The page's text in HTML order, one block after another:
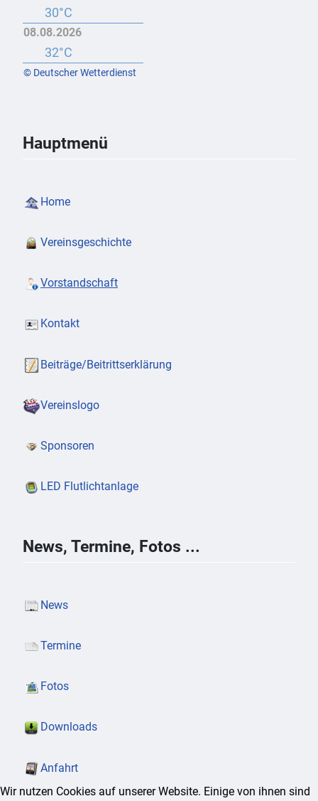
Hauptmenü
Home
Vereinsgeschichte
Vorstandschaft
Kontakt
Beiträge/Beitrittserklärung
Vereinslogo
Sponsoren
LED Flutlichtanlage
News, Termine, Fotos ...
News
Termine
Fotos
Downloads
Anfahrt
30°C
08.08.2026
32°C
© Deutscher Wetterdienst
Wir nutzen Cookies auf unserer Website. Einige von ihnen sind